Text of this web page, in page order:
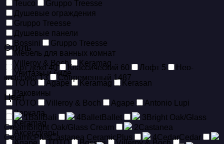
Teuco
Gruppo Treesse
Душевые ограждения
Gruppo Treesse
Душевые панели
Bossini
Gruppo Treesse
Мебель для ванных комнат
Villeroy & Boch
Keramag
Унитазы и биде
TOTO
Agape Keramag
Kerasan
Раковины
TOTO
Villeroy & Boch Agape
Antonio Lupi
Зеркала
Keramag
Аксессуары
Стиль
Арт деко40 Классический 60 Лофт 5
Нео-
классика13 Современный 1487
Цвет
1BaliBali 4 BalletBallet 3 Bright Oak/Glass
CreamBright Oak/Glass Cream 2Castanea
CeramicPlusCastanea CeramicPlus 4CedarCedar